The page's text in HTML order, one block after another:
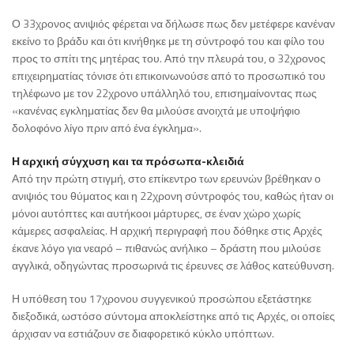
Ο 33χρονος ανιψιός φέρεται να δήλωσε πως δεν μετέφερε κανέναν
εκείνο το βράδυ και ότι κινήθηκε με τη σύντροφό του και φίλο του
προς το σπίτι της μητέρας του. Από την πλευρά του, ο 32χρονος
επιχειρηματίας τόνισε ότι επικοινωνούσε από το προσωπικό του
τηλέφωνο με τον 22χρονο υπάλληλό του, επισημαίνοντας πως
«κανένας εγκληματίας δεν θα μιλούσε ανοιχτά με υποψήφιο
δολοφόνο λίγο πριν από ένα έγκλημα».
Η αρχική σύγχυση και τα πρόσωπα-κλειδιά
Από την πρώτη στιγμή, στο επίκεντρο των ερευνών βρέθηκαν ο
ανιψιός του θύματος και η 22χρονη σύντροφός του, καθώς ήταν οι
μόνοι αυτόπτες και αυτήκοοι μάρτυρες, σε έναν χώρο χωρίς
κάμερες ασφαλείας. Η αρχική περιγραφή που δόθηκε στις Αρχές
έκανε λόγο για νεαρό – πιθανώς ανήλικο – δράστη που μιλούσε
αγγλικά, οδηγώντας προσωρινά τις έρευνες σε λάθος κατεύθυνση.
Η υπόθεση του 17χρονου συγγενικού προσώπου εξετάστηκε
διεξοδικά, ωστόσο σύντομα αποκλείστηκε από τις Αρχές, οι οποίες
άρχισαν να εστιάζουν σε διαφορετικό κύκλο υπόπτων.